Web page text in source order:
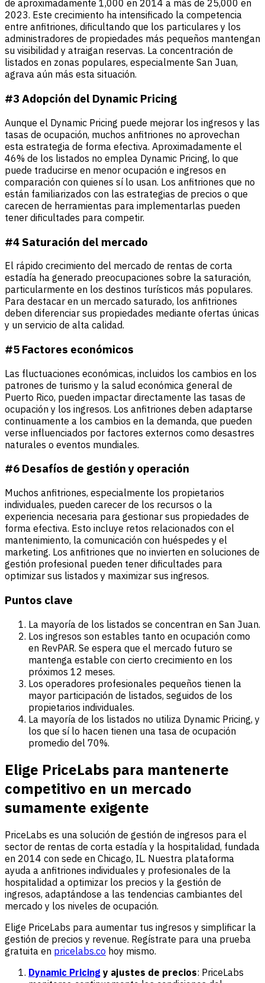
de aproximadamente 1,000 en 2014 a más de 25,000 en
2023. Este crecimiento ha intensificado la competencia
entre anfitriones, dificultando que los particulares y los
administradores de propiedades más pequeños mantengan
su visibilidad y atraigan reservas. La concentración de
listados en zonas populares, especialmente San Juan,
agrava aún más esta situación.
#3 Adopción del Dynamic Pricing
Aunque el Dynamic Pricing puede mejorar los ingresos y las
tasas de ocupación, muchos anfitriones no aprovechan
esta estrategia de forma efectiva. Aproximadamente el
46% de los listados no emplea Dynamic Pricing, lo que
puede traducirse en menor ocupación e ingresos en
comparación con quienes sí lo usan. Los anfitriones que no
están familiarizados con las estrategias de precios o que
carecen de herramientas para implementarlas pueden
tener dificultades para competir.
#4 Saturación del mercado
El rápido crecimiento del mercado de rentas de corta
estadía ha generado preocupaciones sobre la saturación,
particularmente en los destinos turísticos más populares.
Para destacar en un mercado saturado, los anfitriones
deben diferenciar sus propiedades mediante ofertas únicas
y un servicio de alta calidad.
#5 Factores económicos
Las fluctuaciones económicas, incluidos los cambios en los
patrones de turismo y la salud económica general de
Puerto Rico, pueden impactar directamente las tasas de
ocupación y los ingresos. Los anfitriones deben adaptarse
continuamente a los cambios en la demanda, que pueden
verse influenciados por factores externos como desastres
naturales o eventos mundiales.
#6 Desafíos de gestión y operación
Muchos anfitriones, especialmente los propietarios
individuales, pueden carecer de los recursos o la
experiencia necesaria para gestionar sus propiedades de
forma efectiva. Esto incluye retos relacionados con el
mantenimiento, la comunicación con huéspedes y el
marketing. Los anfitriones que no invierten en soluciones de
gestión profesional pueden tener dificultades para
optimizar sus listados y maximizar sus ingresos.
Puntos clave
La mayoría de los listados se concentran en San Juan.
Los ingresos son estables tanto en ocupación como
en RevPAR. Se espera que el mercado futuro se
mantenga estable con cierto crecimiento en los
próximos 12 meses.
Los operadores profesionales pequeños tienen la
mayor participación de listados, seguidos de los
propietarios individuales.
La mayoría de los listados no utiliza Dynamic Pricing, y
los que sí lo hacen tienen una tasa de ocupación
promedio del 70%.
Elige PriceLabs para mantenerte
competitivo en un mercado
sumamente exigente
PriceLabs es una solución de gestión de ingresos para el
sector de rentas de corta estadía y la hospitalidad, fundada
en 2014 con sede en Chicago, IL. Nuestra plataforma
ayuda a anfitriones individuales y profesionales de la
hospitalidad a optimizar los precios y la gestión de
ingresos, adaptándose a las tendencias cambiantes del
mercado y los niveles de ocupación.
Elige PriceLabs para aumentar tus ingresos y simplificar la
gestión de precios y revenue. Regístrate para una prueba
gratuita en pricelabs.co hoy mismo.
Dynamic Pricing y ajustes de precios: PriceLabs